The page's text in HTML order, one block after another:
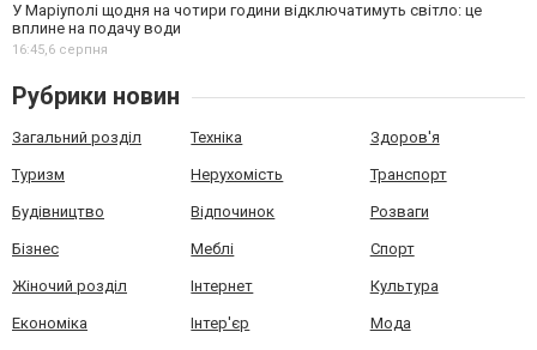
У Маріуполі щодня на чотири години відключатимуть світло: це
вплине на подачу води
16:45,6 серпня
Рубрики новин
Загальний розділ Техніка Здоров'я
Туризм Нерухомість Транспорт
Будівництво Відпочинок Розваги
Бізнес Меблі Спорт
Жіночий розділ Інтернет Культура
Економіка Інтер'єр Мода